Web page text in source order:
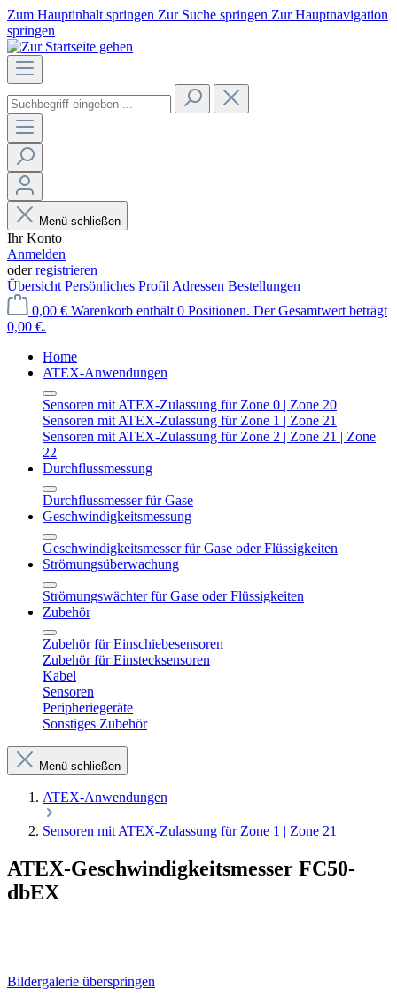
Zum Hauptinhalt springen Zur Suche springen Zur Hauptnavigation
springen
Menü schließen
Ihr Konto
Anmelden
oderregistrieren
Übersicht Persönliches Profil Adressen Bestellungen
0,00 € Warenkorb enthält 0 Positionen. Der Gesamtwert beträgt
0,00 €.
Home
ATEX-Anwendungen
Sensoren mit ATEX-Zulassung für Zone 0 | Zone 20
Sensoren mit ATEX-Zulassung für Zone 1 | Zone 21
Sensoren mit ATEX-Zulassung für Zone 2 | Zone 21 | Zone
22
Durchflussmessung
Durchflussmesser für Gase
Geschwindigkeitsmessung
Geschwindigkeitsmesser für Gase oder Flüssigkeiten
Strömungsüberwachung
Strömungswächter für Gase oder Flüssigkeiten
Zubehör
Zubehör für Einschiebesensoren
Zubehör für Einstecksensoren
Kabel
Sensoren
Peripheriegeräte
Sonstiges Zubehör
Menü schließen
ATEX-Anwendungen
Sensoren mit ATEX-Zulassung für Zone 1 | Zone 21
ATEX-Geschwindigkeitsmesser FC50-
dbEX
Bildergalerie überspringen